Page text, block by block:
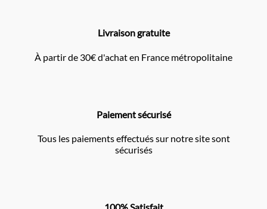
Livraison gratuite
À partir de 30€ d'achat en France métropolitaine
Paiement sécurisé
Tous les paiements effectués sur notre site sont
sécurisés